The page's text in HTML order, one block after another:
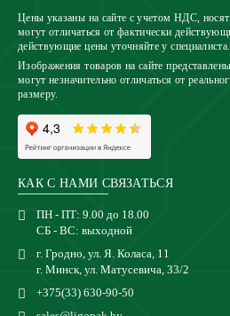
Цены указаны на сайте с учетом НДС,
могут отличаться от фактически
действующие цены уточняйте у специалиста.
Изображения товаров на сайте
могут незначительно отличаться от
размеру.
КАК С НАМИ СВЯЗАТЬСЯ
ПН - ПТ: 9.00 до 18.00
СБ - ВС: выходной
г. Гродно, ул. Я. Коласа, 11
г. Минск, ул. Матусевича, 33/2
+375(33) 630-90-50